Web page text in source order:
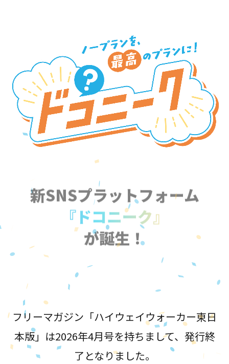
新SNSプラットフォーム
『ドコニーク』
が誕生！
フリーマガジン「ハイウェイウォーカー東日
本版」は2026年4月号を持ちまして、発行終
了となりました。